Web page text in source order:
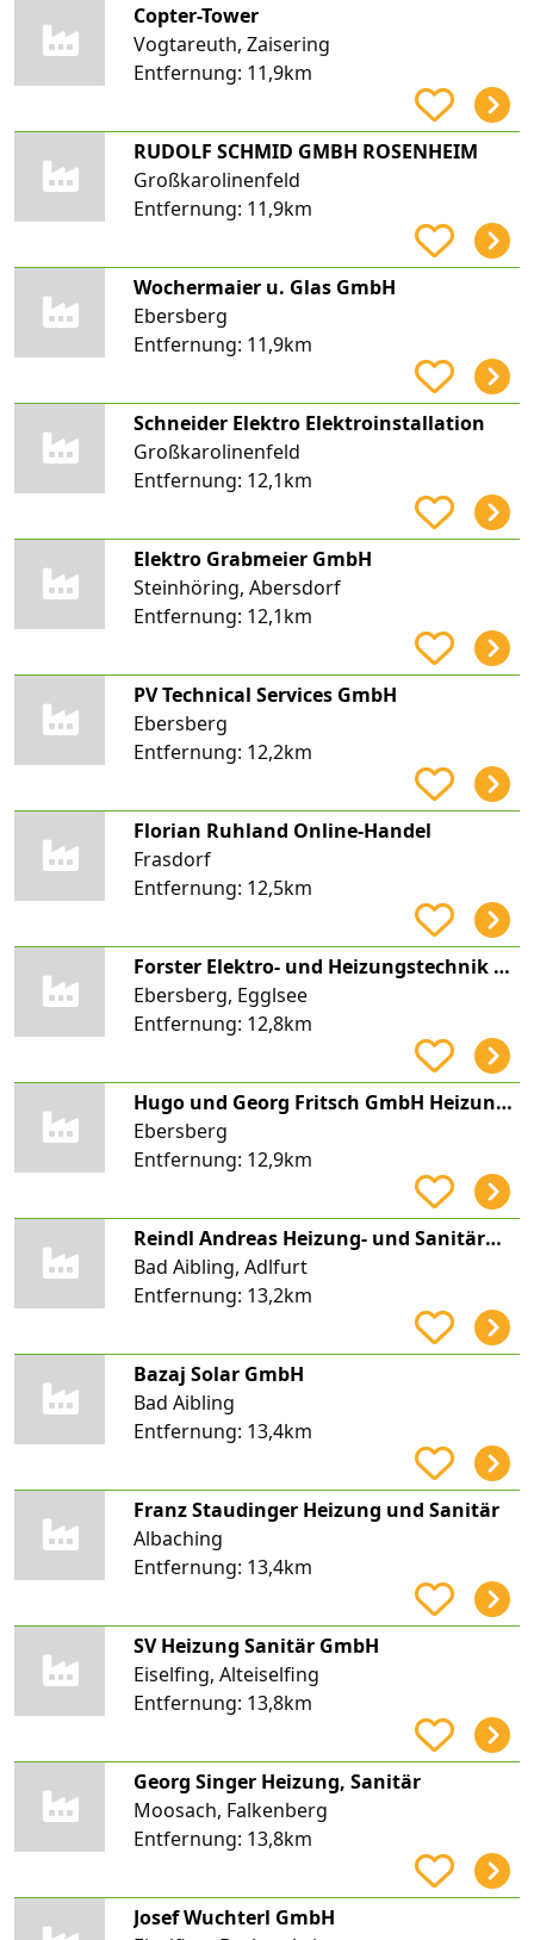
Copter-Tower
Vogtareuth, Zaisering
Entfernung: 11,9km
RUDOLF SCHMID GMBH ROSENHEIM
Großkarolinenfeld
Entfernung: 11,9km
Wochermaier u. Glas GmbH
Ebersberg
Entfernung: 11,9km
Schneider Elektro Elektroinstallation
Großkarolinenfeld
Entfernung: 12,1km
Elektro Grabmeier GmbH
Steinhöring, Abersdorf
Entfernung: 12,1km
PV Technical Services GmbH
Ebersberg
Entfernung: 12,2km
Florian Ruhland Online-Handel
Frasdorf
Entfernung: 12,5km
Forster Elektro- und Heizungstechnik GmbH
Ebersberg, Egglsee
Entfernung: 12,8km
Hugo und Georg Fritsch GmbH Heizung Lüftung Sanitär
Ebersberg
Entfernung: 12,9km
Reindl Andreas Heizung- und Sanitärmeister
Bad Aibling, Adlfurt
Entfernung: 13,2km
Bazaj Solar GmbH
Bad Aibling
Entfernung: 13,4km
Franz Staudinger Heizung und Sanitär
Albaching
Entfernung: 13,4km
SV Heizung Sanitär GmbH
Eiselfing, Alteiselfing
Entfernung: 13,8km
Georg Singer Heizung, Sanitär
Moosach, Falkenberg
Entfernung: 13,8km
Josef Wuchterl GmbH